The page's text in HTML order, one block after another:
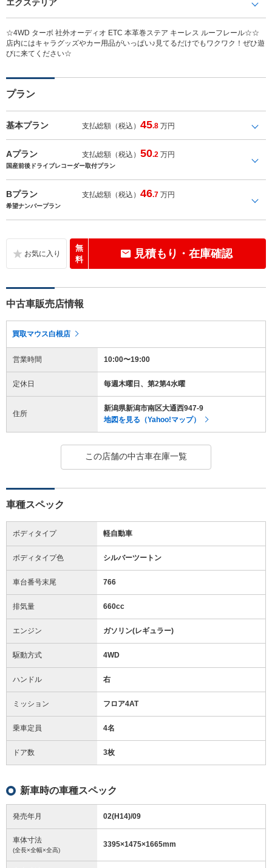
エクステリア
☆4WD ターボ 社外オーディオ ETC 本革巻ステア キーレス ルーフレール☆☆
店内にはキャラグッズやカー用品がいっぱい♪見てるだけでもワクワク！ぜひ遊
びに来てください☆
プラン
基本プラン 支払総額（税込）45.8 万円
Aプラン 支払総額（税込）50.2 万円
国産前後ドライブレコーダー取付プラン
Bプラン 支払総額（税込）46.7 万円
希望ナンバープラン
無
料
見積もり・在庫確認
中古車販売店情報
買取マウス白根店
営業時間 10:00〜19:00
定休日 毎週木曜日、第2第4水曜
住所
新潟県新潟市南区大通西947-9
地図を見る（Yahoo!マップ）
この店舗の中古車在庫一覧
車種スペック
ボディタイプ 軽自動車
ボディタイプ色 シルバーツートン
車台番号末尾 766
排気量 660cc
エンジン ガソリン(レギュラー)
駆動方式 4WD
ハンドル 右
ミッション フロア4AT
乗車定員 4名
ドア数 3枚
新車時の車種スペック
発売年月 02(H14)/09
車体寸法
(全長×全幅×全高)
3395×1475×1665mm